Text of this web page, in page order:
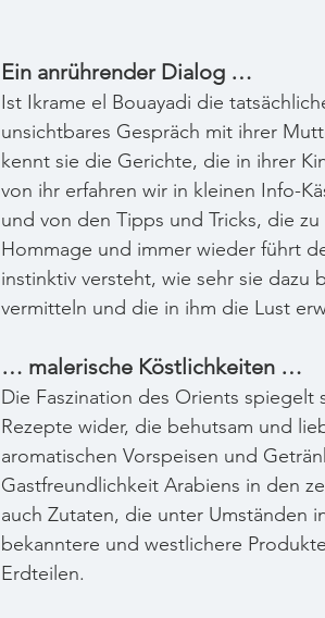
Ein anrührender Dialog …
Ist Ikrame el Bouayadi die
unsichtbares Gespräch mit ihrer
kennt sie die Gerichte, die in ihrer
von ihr erfahren wir in kleinen Info-
und von den Tipps und Tricks, die
Hommage und immer wieder führt
instinktiv versteht, wie sehr sie dazu
vermitteln und die in ihm die Lust
… malerische Köstlichkeiten …
Die Faszination des Orients
Rezepte wider, die behutsam und
aromatischen Vorspeisen und
Gastfreundlichkeit Arabiens in den
auch Zutaten, die unter Umständen
bekanntere und westlichere
Erdteilen.